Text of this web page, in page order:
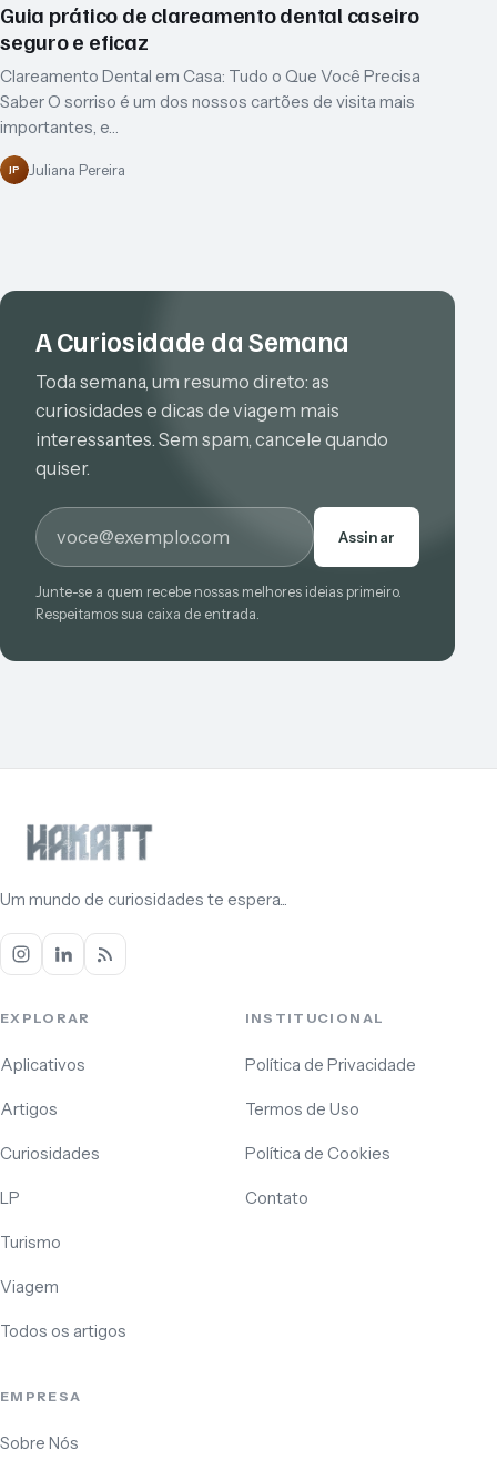
Guia prático de clareamento dental caseiro
seguro e eficaz
Clareamento Dental em Casa: Tudo o Que Você Precisa
Saber O sorriso é um dos nossos cartões de visita mais
importantes, e…
JP Juliana Pereira
A Curiosidade da Semana
Toda semana, um resumo direto: as
curiosidades e dicas de viagem mais
interessantes. Sem spam, cancele quando
quiser.
E-mail
Assinar
Junte-se a quem recebe nossas melhores ideias primeiro.
Respeitamos sua caixa de entrada.
Um mundo de curiosidades te espera...
EXPLORAR
Aplicativos
Artigos
Curiosidades
LP
Turismo
Viagem
Todos os artigos
INSTITUCIONAL
Política de Privacidade
Termos de Uso
Política de Cookies
Contato
EMPRESA
Sobre Nós